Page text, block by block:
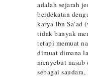
adalah sejarah
berdekatan
karya Ibn Sa’ad
tidak banyak
tetapi memuat
dimuat dimana
menyebut
sebagai